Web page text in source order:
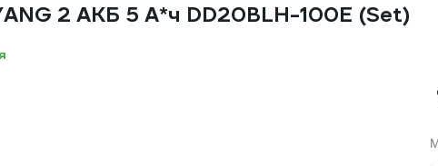
2 АКБ 5 А*ч DD20BLH-100E (Set)